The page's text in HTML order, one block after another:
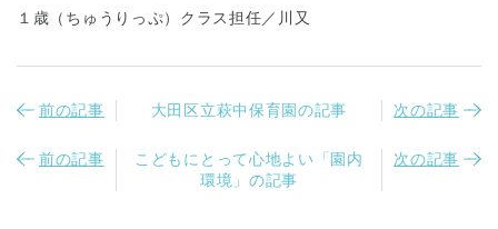
神奈川県
１歳（ちゅうりっぷ）クラス担任／川又
前の記事 大田区立萩中保育園の記事 次の記事
前の記事
こどもにとって心地よい「園内
環境」の記事
次の記事